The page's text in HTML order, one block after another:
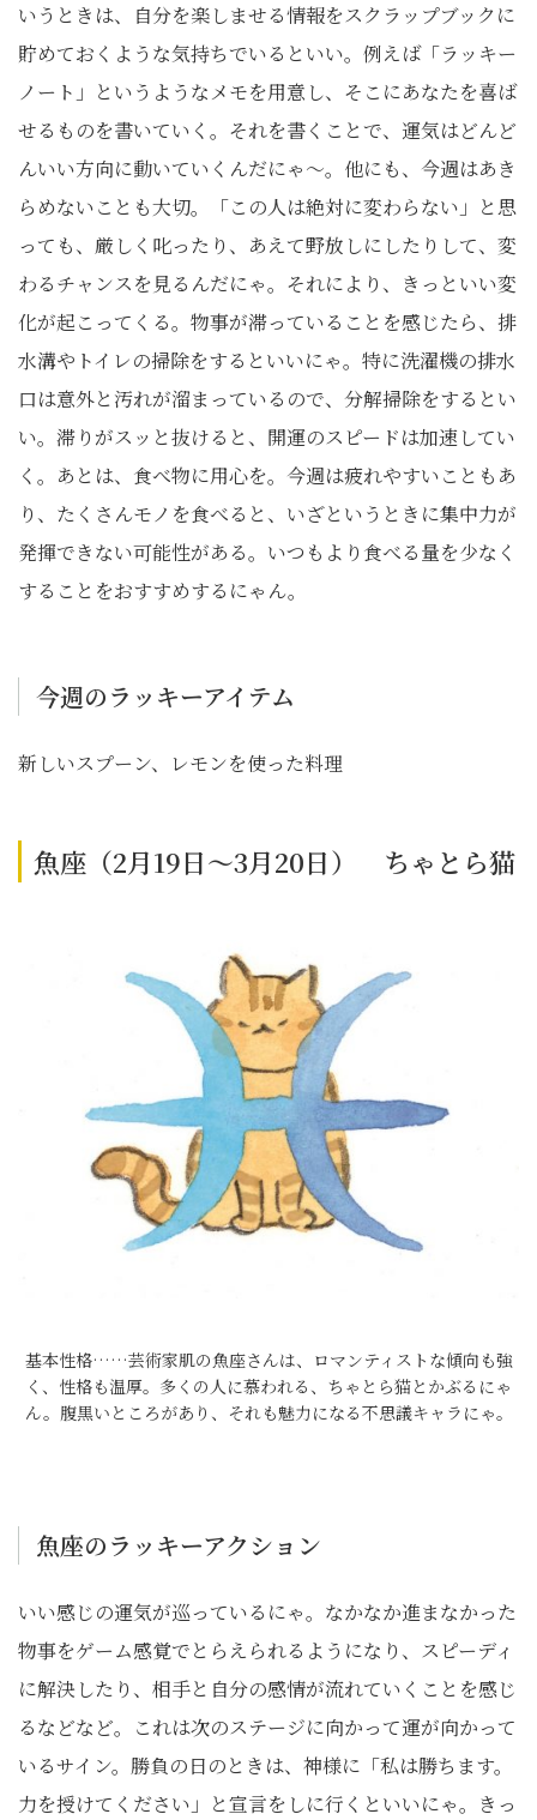
いうときは、自分を楽しませる情報をスクラップブックに
貯めておくような気持ちでいるといい。例えば「ラッキー
ノート」というようなメモを用意し、そこにあなたを喜ば
せるものを書いていく。それを書くことで、運気はどんど
んいい方向に動いていくんだにゃ～。他にも、今週はあき
らめないことも大切。「この人は絶対に変わらない」と思
っても、厳しく叱ったり、あえて野放しにしたりして、変
わるチャンスを見るんだにゃ。それにより、きっといい変
化が起こってくる。物事が滞っていることを感じたら、排
水溝やトイレの掃除をするといいにゃ。特に洗濯機の排水
口は意外と汚れが溜まっているので、分解掃除をするとい
い。滞りがスッと抜けると、開運のスピードは加速してい
く。あとは、食べ物に用心を。今週は疲れやすいこともあ
り、たくさんモノを食べると、いざというときに集中力が
発揮できない可能性がある。いつもより食べる量を少なく
することをおすすめするにゃん。
今週のラッキーアイテム
新しいスプーン、レモンを使った料理
魚座（2月19日～3月20日） ちゃとら猫
基本性格……芸術家肌の魚座さんは、ロマンティストな傾向も強
く、性格も温厚。多くの人に慕われる、ちゃとら猫とかぶるにゃ
ん。腹黒いところがあり、それも魅力になる不思議キャラにゃ。
魚座のラッキーアクション
いい感じの運気が巡っているにゃ。なかなか進まなかった
物事をゲーム感覚でとらえられるようになり、スピーディ
に解決したり、相手と自分の感情が流れていくことを感じ
るなどなど。これは次のステージに向かって運が向かって
いるサイン。勝負の日のときは、神様に「私は勝ちます。
力を授けてください」と宣言をしに行くといいにゃ。きっ